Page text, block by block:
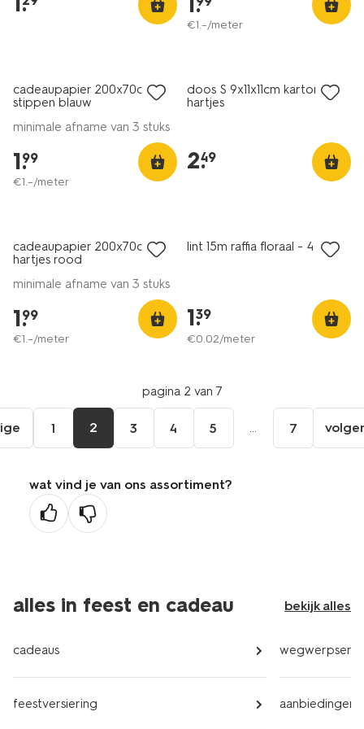
€1.–/meter
cadeaupapier 200x70cm
stippen blauw
minimale afname van 3 stuks
1.
99
€1.–/meter
doos S 9x11x11cm karton
hartjes
2.
49
cadeaupapier 200x70cm
hartjes rood
minimale afname van 3 stuks
1.
99
€1.–/meter
lint 15m raffia floraal - 4 stuks
1.
39
€0.02/meter
pagina 2 van 7
1 2 3 4 5 ... 7
wat vind je van ons assortiment?
alles in feest en cadeau bekijk alles
cadeaus
feestversiering aanbiedingen